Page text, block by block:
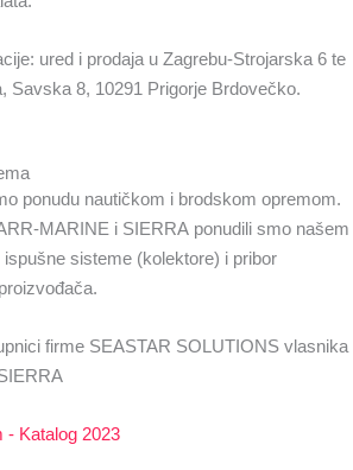
ured i prodaja u Zagrebu-Strojarska 6 te
Savska 8, 10291 Prigorje Brdovečko.
ponudu nautičkom i brodskom opremom.
MARINE i SIERRA ponudili smo našem
sisteme (kolektore) i pribor
firme SEASTAR SOLUTIONS vlasnika
- Katalog 2023